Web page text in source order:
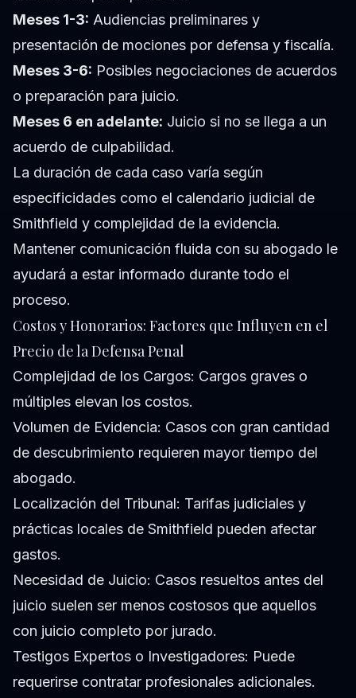
Meses 1-3: Audiencias preliminares y
presentación de mociones por defensa y fiscalía.
Meses 3-6: Posibles negociaciones de acuerdos
o preparación para juicio.
Meses 6 en adelante: Juicio si no se llega a un
acuerdo de culpabilidad.
La duración de cada caso varía según
especificidades como el calendario judicial de
Smithfield y complejidad de la evidencia.
Mantener comunicación fluida con su abogado le
ayudará a estar informado durante todo el
proceso.
Costos y Honorarios: Factores que Influyen en el
Precio de la Defensa Penal
Complejidad de los Cargos: Cargos graves o
múltiples elevan los costos.
Volumen de Evidencia: Casos con gran cantidad
de descubrimiento requieren mayor tiempo del
abogado.
Localización del Tribunal: Tarifas judiciales y
prácticas locales de Smithfield pueden afectar
gastos.
Necesidad de Juicio: Casos resueltos antes del
juicio suelen ser menos costosos que aquellos
con juicio completo por jurado.
Testigos Expertos o Investigadores: Puede
requerirse contratar profesionales adicionales.